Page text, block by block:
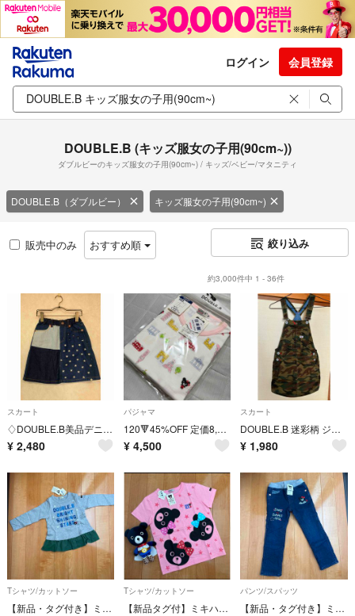
ログイン 会員登録
DOUBLE.B (キッズ服女の子用(90cm~))
ダブルビーのキッズ服女の子用(90cm~) / キッズ/ベビー/マタニティ
DOUBLE.B（ダブルビー） キッズ服女の子用(90cm~)
販売中のみ おすすめ順 絞り込み
約3,000件中 1 - 36件
スカート
♢DOUBLE.B美品デニムパッチワークミニスカート 星柄 ストライプ クマのBくん刺繍入り
¥ 2,480
パジャマ
120🔻45%OFF 定価8,250円 ◎日本製
¥ 4,500
スカート
DOUBLE.B 迷彩柄 ジャンパースカート
¥ 1,980
Tシャツ/カットソー
【新品・タグ付き】ミキハウス DOUBLE_B 長袖Tシャツ 100cm 日本製
Tシャツ/カットソー
【新品タグ付】ミキハウス DOUBLE.Bダブルビー ピンクTシャツ 130cm
パンツ/スパッツ
【新品・タグ付き】ミキハウス ダブルB デニムパンツ 110 B子ちゃん